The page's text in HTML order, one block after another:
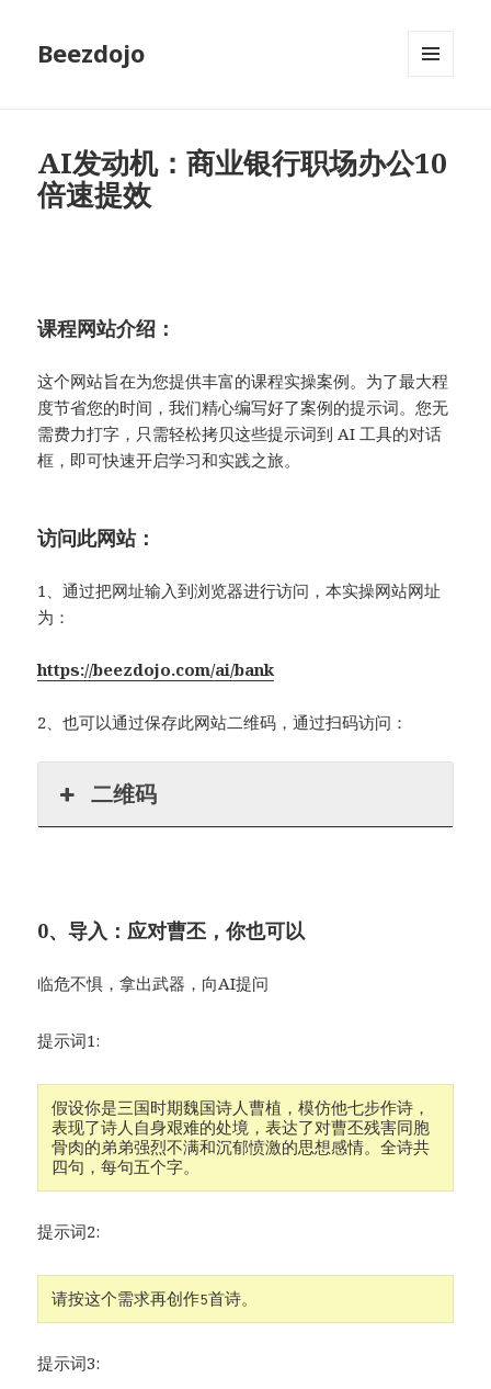
Beezdojo
AI发动机：商业银行职场办公10
倍速提效
课程网站介绍：
这个网站旨在为您提供丰富的课程实操案例。为了最大程
度节省您的时间，我们精心编写好了案例的提示词。您无
需费力打字，只需轻松拷贝这些提示词到 AI 工具的对话
框，即可快速开启学习和实践之旅。
访问此网站：
1、通过把网址输入到浏览器进行访问，本实操网站网址
为：
https://beezdojo.com/ai/bank
2、也可以通过保存此网站二维码，通过扫码访问：
二维码
0、导入：应对曹丕，你也可以
临危不惧，拿出武器，向AI提问
提示词1:
假设你是三国时期魏国诗人曹植，模仿他七步作诗，
表现了诗人自身艰难的处境，表达了对曹丕残害同胞
骨肉的弟弟强烈不满和沉郁愤激的思想感情。全诗共
提示词2:
请按这个需求再创作5首诗。
提示词3: